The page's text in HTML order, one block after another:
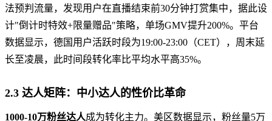
法预判流量，发现用户在直播结束前30分钟打赏集中，据此设
计"倒计时特效+限量赠品"策略，单场GMV提升200%。平台
数据显示，德国用户活跃时段为19:00-23:00（CET），周末延
长至凌晨，此时间段转化率比平均水平高35%。
2.3 达人矩阵：中小达人的性价比革命
1000-10万粉丝达人成为转化主力。美区数据显示，粉丝量5万